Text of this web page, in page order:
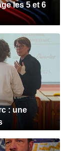
les 5 et 6
: une